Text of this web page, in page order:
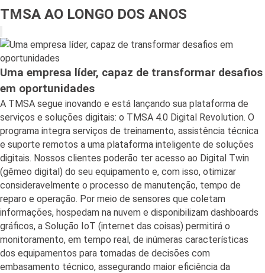
TMSA AO LONGO DOS ANOS
Uma empresa líder, capaz de transformar desafios
em oportunidades
A TMSA segue inovando e está lançando sua plataforma de
serviços e soluções digitais: o TMSA 4.0 Digital Revolution. O
programa integra serviços de treinamento, assistência técnica
e suporte remotos a uma plataforma inteligente de soluções
digitais. Nossos clientes poderão ter acesso ao Digital Twin
(gêmeo digital) do seu equipamento e, com isso, otimizar
consideravelmente o processo de manutenção, tempo de
reparo e operação. Por meio de sensores que coletam
informações, hospedam na nuvem e disponibilizam dashboards
gráficos, a Solução IoT (internet das coisas) permitirá o
monitoramento, em tempo real, de inúmeras características
dos equipamentos para tomadas de decisões com
embasamento técnico, assegurando maior eficiência da